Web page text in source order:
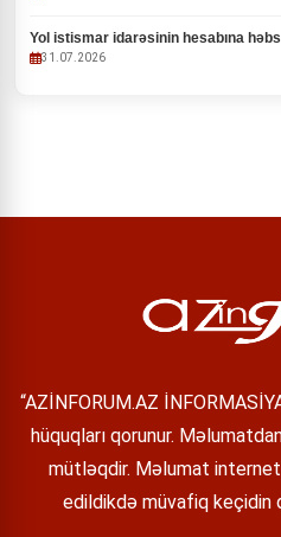
Yol istismar idarəsinin hesabına
31.07.2026
“AZİNFORUM.AZ
hüquqları qorunur.
mütləqdir. Məlumat
edildikdə müvafiq keçidin